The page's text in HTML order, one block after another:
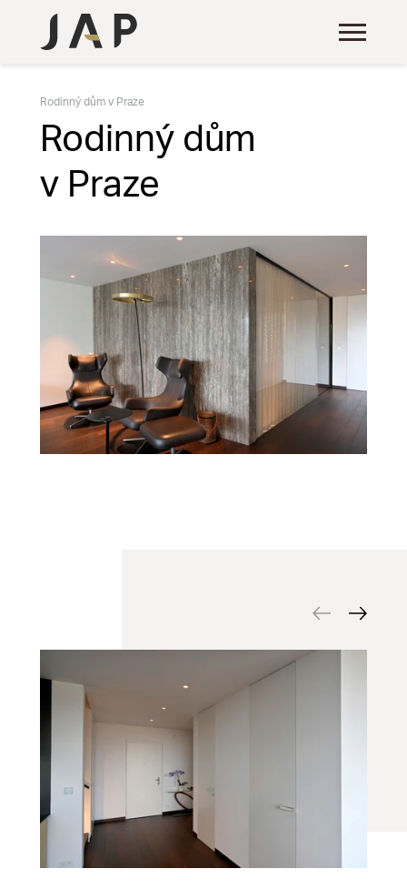
Rodinný dům v Praze
Rodinný dům
v Praze